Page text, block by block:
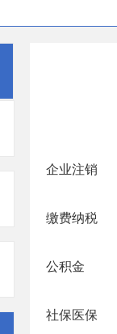
企业注销
缴费纳税
公积金
社保医保